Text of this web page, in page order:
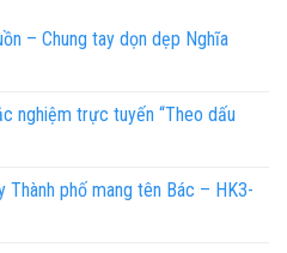
– Chung tay dọn dẹp Nghĩa
nghiệm trực tuyến “Theo dấu
phố mang tên Bác – HK3-